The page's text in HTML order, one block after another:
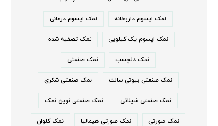
نمک اپسوم داروخانه نمک اپسوم درمانی
نمک اپسوم یک کیلویی نمک تصفیه شده
نمک دلچسب نمک صنعتی
نمک صنعتی بیوتی سالت نمک صنعتی شکری
نمک صنعتی شیلاتی نمک صنعتی نوین نمک
نمک صورتی نمک صورتی هیمالیا نمک کلوان